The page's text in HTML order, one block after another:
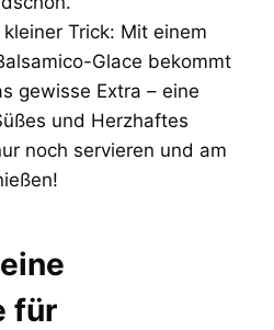
Trick: Mit einem
Glace bekommt
gewisse Extra – eine
und Herzhaftes
noch servieren und am
für